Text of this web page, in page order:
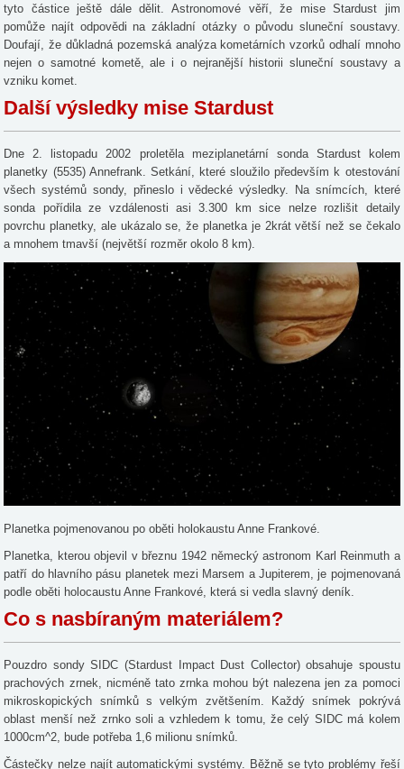
tyto částice ještě dále dělit. Astronomové věří, že mise Stardust jim
pomůže najít odpovědi na základní otázky o původu sluneční soustavy.
Doufají, že důkladná pozemská analýza kometárních vzorků odhalí mnoho
nejen o samotné kometě, ale i o nejranější historii sluneční soustavy a
vzniku komet.
Další výsledky mise Stardust
Dne 2. listopadu 2002 proletěla meziplanetární sonda Stardust kolem
planetky (5535) Annefrank. Setkání, které sloužilo především k otestování
všech systémů sondy, přineslo i vědecké výsledky. Na snímcích, které
sonda pořídila ze vzdálenosti asi 3.300 km sice nelze rozlišit detaily
povrchu planetky, ale ukázalo se, že planetka je 2krát větší než se čekalo
a mnohem tmavší (největší rozměr okolo 8 km).
Planetka pojmenovanou po oběti holokaustu Anne Frankové.
Planetka, kterou objevil v březnu 1942 německý astronom Karl Reinmuth a
patří do hlavního pásu planetek mezi Marsem a Jupiterem, je pojmenovaná
podle oběti holocaustu Anne Frankové, která si vedla slavný deník.
Co s nasbíraným materiálem?
Pouzdro sondy SIDC (Stardust Impact Dust Collector) obsahuje spoustu
prachových zrnek, nicméně tato zrnka mohou být nalezena jen za pomoci
mikroskopických snímků s velkým zvětšením. Každý snímek pokrývá
oblast menší než zrnko soli a vzhledem k tomu, že celý SIDC má kolem
1000cm^2, bude potřeba 1,6 milionu snímků.
Částečky nelze najít automatickými systémy. Běžně se tyto problémy řeší